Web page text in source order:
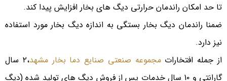
تا حد امکان راندمان حرارتی دیگ های بخار افزایش پیدا کند.
ضمنا راندمان دیگ بخار بستگی به اندازه دیگ بخار مورد استفاده
نیز دارد.
از جمله افتخاراتمجموعه صنعتی صنایع دما بخار مشهد
،۲ سال
گارانتی و 1۰ سال خدمات پس از فروش دیگ های تولید شده (دیگ